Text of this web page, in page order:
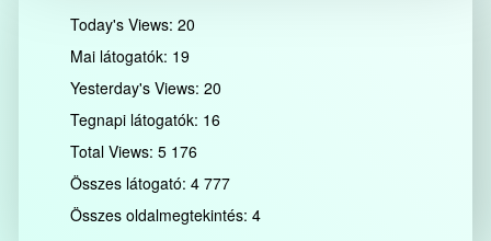
Today's Views:20
Mai látogatók: 19
Yesterday's Views:20
Tegnapi látogatók: 16
Total Views:5 176
Összes látogató:4 777
Összes oldalmegtekintés:4